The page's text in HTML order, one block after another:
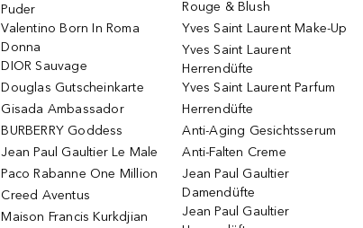
Puder
Valentino Born In Roma
Donna
DIOR Sauvage
Douglas Gutscheinkarte
Gisada Ambassador
BURBERRY Goddess
Jean Paul Gaultier Le Male
Paco Rabanne One Million
Creed Aventus
Maison Francis Kurkdjian
Rouge & Blush
Yves Saint Laurent Make-Up
Yves Saint Laurent
Herrendüfte
Yves Saint Laurent Parfum
Herrendüfte
Anti-Aging Gesichtsserum
Anti-Falten Creme
Jean Paul Gaultier
Damendüfte
Jean Paul Gaultier